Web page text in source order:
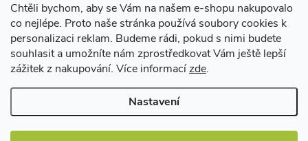
Chtěli bychom, aby se Vám na našem e-shopu nakupovalo
co nejlépe. Proto naše stránka používá soubory cookies k
personalizaci reklam. Budeme rádi, pokud s nimi budete
souhlasit a umožníte nám zprostředkovat Vám ještě lepší
zážitek z nakupování. Více informacízde.
Nastavení
Facebook
Užitečné informace